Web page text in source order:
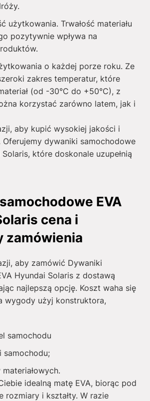
użytkowania. Trwałość materiału
pozytywnie wpływa na
o każdej porze roku. Ze
zakres temperatur, które
(od -30°C do +50°C), z
korzystać zarówno latem, jak i
aby kupić wysokiej jakości i
Oferujemy dywaniki samochodowe
które doskonale uzupełnią
EVA
cena i
zamówienia
aby zamówić Dywaniki
Hyundai Solaris z dostawą
najlepszą opcję. Koszt waha się
wygody użyj konstruktora,
samochodu
samochodu;
idealną matę EVA, biorąc pod
rozmiary i kształty. W razie